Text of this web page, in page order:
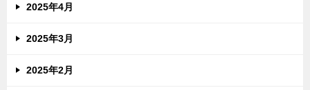
2025年4月
2025年3月
2025年2月